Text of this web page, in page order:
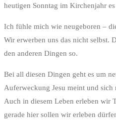
heutigen Sonntag im Kirchenjahr es
Ich fühle mich wie neugeboren –
Wir erwerben uns das nicht selbst.
den anderen Dingen so.
Bei all diesen Dingen geht es um
Auferweckung Jesu meint und sich
Auch in diesem Leben erleben wir
gerade hier sollen wir erleben